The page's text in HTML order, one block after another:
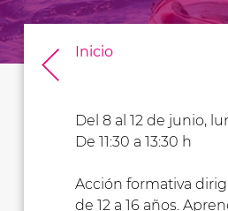
Inicio
Del 8 al 12 de junio,
De 11:30 a 13:30 h
Acción formativa
de 12 a 16 años.